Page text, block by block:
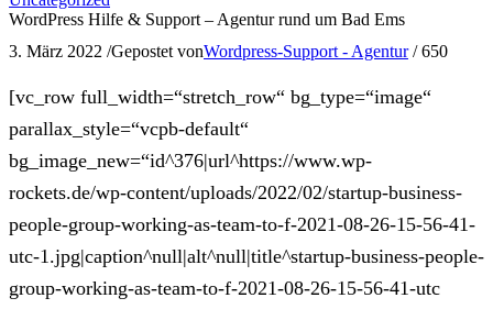
WordPress Hilfe & Support – Agentur rund um Bad Ems
3. März 2022 /Gepostet vonWordpress-Support - Agentur / 650
[vc_row full_width=“stretch_row“ bg_type=“image“
parallax_style=“vcpb-default“
bg_image_new=“id^376|url^https://www.wp-
rockets.de/wp-content/uploads/2022/02/startup-business-
people-group-working-as-team-to-f-2021-08-26-15-56-41-
utc-1.jpg|caption^null|alt^null|title^startup-business-people-
group-working-as-team-to-f-2021-08-26-15-56-41-utc